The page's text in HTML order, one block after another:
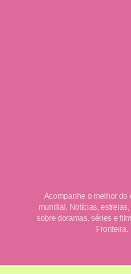
Acompanhe o melhor do
mundial. Notícias,
sobre doramas, séries e
Fronteira.